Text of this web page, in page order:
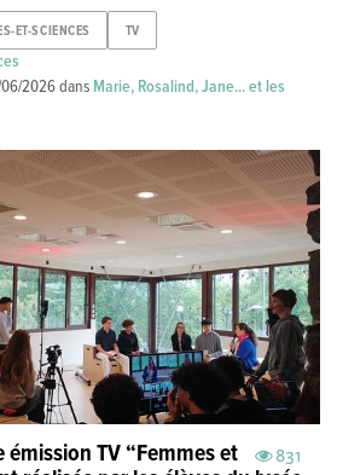
ET-SCIENCES TV
06/2026dans Marie, Rosalind, Jane... et les
831
TV “Femmes et